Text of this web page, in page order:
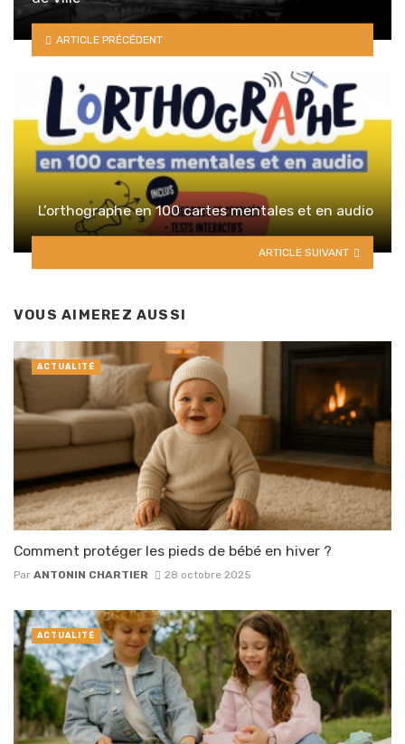
ARTICLE PRÉCÉDENT
L’orthographe en 100 cartes mentales et en audio
ARTICLE SUIVANT
VOUS AIMEREZ AUSSI
Comment protéger les pieds de bébé en hiver ?
Par ANTONIN CHARTIER 28 octobre 2025
ACTUALITÉ
ACTUALITÉ